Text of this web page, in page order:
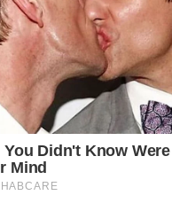
You Didn't Know
Mind